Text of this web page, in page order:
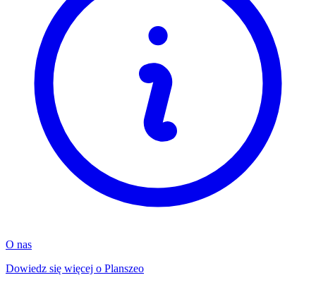
O nas
Dowiedz się więcej o Planszeo